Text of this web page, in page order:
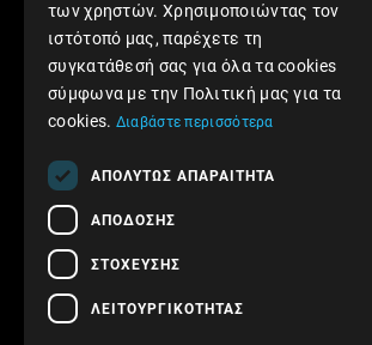
Find us on Facebook!
των χρηστών. Χρησιμοποιώντας τον
ιστότοπό μας, παρέχετε τη
συγκατάθεσή σας για όλα τα cookies
σύμφωνα με την Πολιτική μας για τα
cookies. Διαβάστε περισσότερα
ΑΠΟΛΎΤΩΣ ΑΠΑΡΑΊΤΗΤΑ
ΑΠΌΔΟΣΗΣ
ΣΤΌΧΕΥΣΗΣ
ΛΕΙΤΟΥΡΓΙΚΌΤΗΤΑΣ